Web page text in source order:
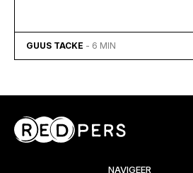
GUUS TACKE - 6 MIN
NAVIGEER